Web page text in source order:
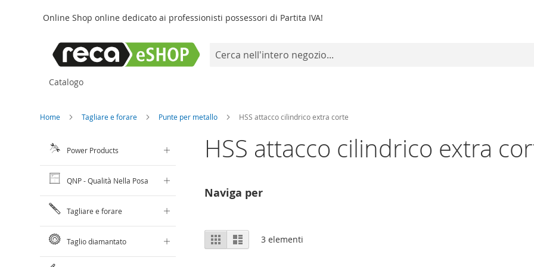
Online Shop online dedicato ai professionisti possessori di Partita IVA!
Catalogo
Home Tagliare e forare Punte per metallo HSS attacco cilindrico extra corte
HSS attacco cilindrico extra
Naviga per
Mostra
come
GrigliaLista 3 elementi
Power Products
QNP - Qualità Nella Posa
Tagliare e forare
Taglio diamantato